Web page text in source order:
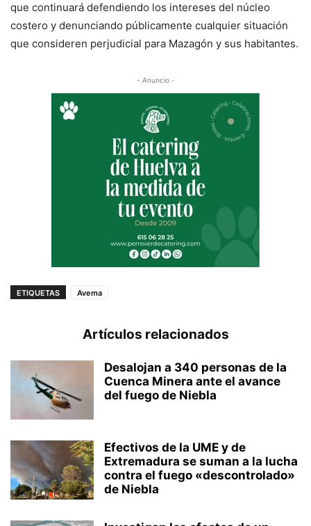
que continuará defendiendo los intereses del núcleo
costero y denunciando públicamente cualquier situación
que consideren perjudicial para Mazagón y sus habitantes.
- Anuncio -
ETIQUETAS Avema
Artículos relacionados
Desalojan a 340 personas de la
Cuenca Minera ante el avance
del fuego de Niebla
Efectivos de la UME y de
Extremadura se suman a la lucha
contra el fuego «descontrolado»
de Niebla